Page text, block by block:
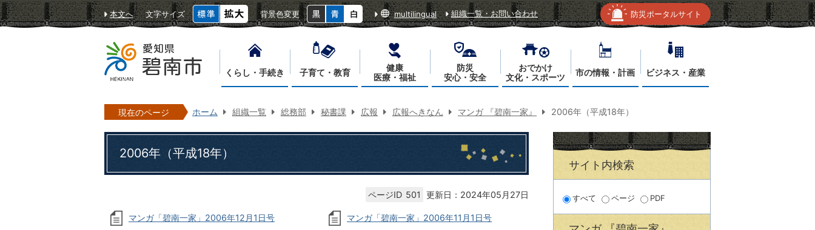
本文へ 文字サイズ 背景色変更 multilingual 組織一覧・お問い合わせ 防災ポータルサイト
くらし・手続き 子育て・教育
健康
医療・福祉
防災
安心・安全
おでかけ
文化・スポーツ
市の情報・計画 ビジネス・産業
現在のページ ホーム 組織一覧 総務部 秘書課 広報 広報へきなん マンガ 『碧南一家』 2006年（平成18年）
2006年（平成18年）
ページID 501 更新日：2024年05月27日
マンガ「碧南一家」2006年12月1日号 マンガ「碧南一家」2006年11月1日号
サイト内検索
すべて ページ PDF